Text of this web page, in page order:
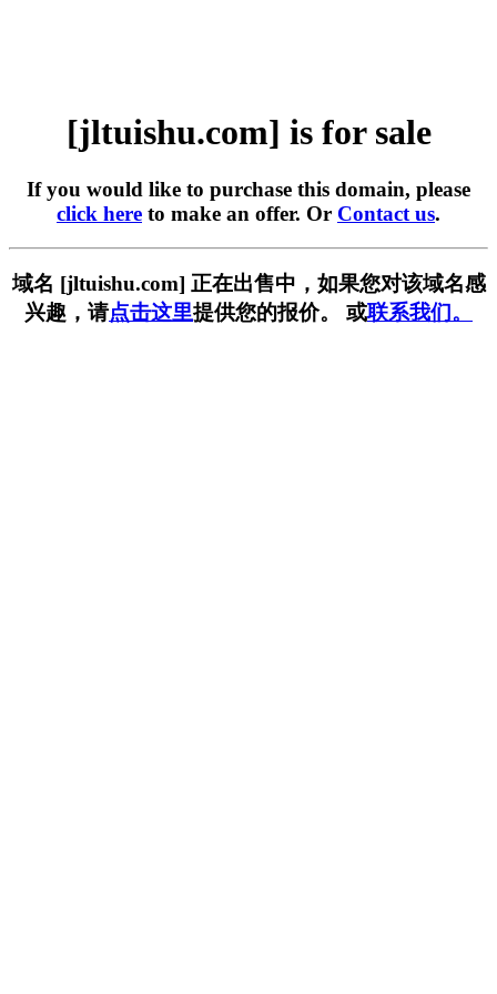
[jltuishu.com] is for sale
If you would like to purchase this domain, please
click here to make an offer. Or Contact us.
域名 [jltuishu.com] 正在出售中，如果您对该域名感
兴趣，请点击这里提供您的报价。 或联系我们。